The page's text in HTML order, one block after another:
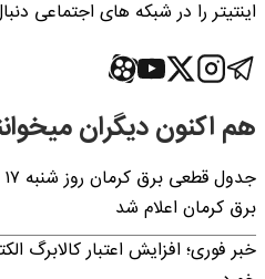
اینتیتر را در شبکه های اجتماعی
هم اکنون دیگران
برق کرمان اعلام شد